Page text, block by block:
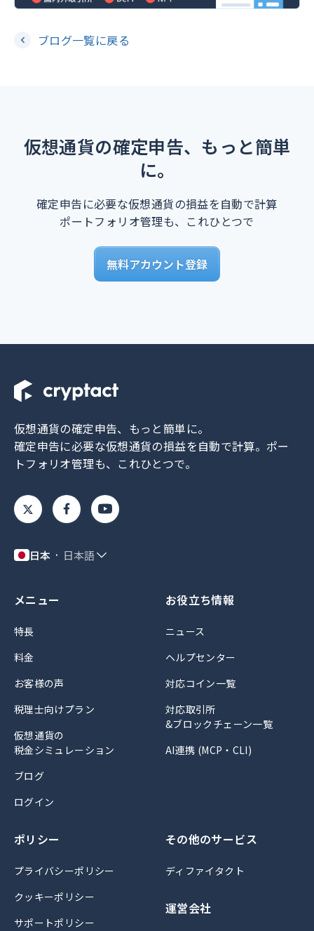
ブログ一覧に戻る
仮想通貨の確定申告、もっと簡単
に。
確定申告に必要な仮想通貨の損益を自動で計算
ポートフォリオ管理も、これひとつで
無料アカウント登録
仮想通貨の確定申告、もっと簡単に。
確定申告に必要な仮想通貨の損益を自動で計算。 ポー
トフォリオ管理も、これひとつで。
日本 日本語
メニュー
特長
料金
お客様の声
税理士向けプラン
仮想通貨の
税金シミュレーション
ブログ
ログイン
お役立ち情報
ニュース
ヘルプセンター
対応コイン一覧
対応取引所
&ブロックチェーン一覧
AI連携 (MCP・CLI)
ポリシー
プライバシーポリシー
クッキーポリシー
サポートポリシー
その他のサービス
ディファイタクト
運営会社